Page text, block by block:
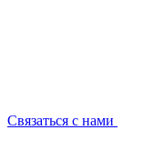
Связаться с нами